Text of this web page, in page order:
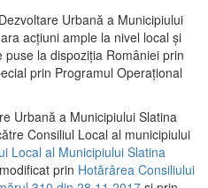
Urbană a Municipiului
acţiuni ample la nivel local şi
la dispoziţia României prin
prin Programul Operațional
Urbană a Municipiului Slatina
Consiliul Local al municipiului
Local al Municipiului Slatina
prin Hotărârea Consiliului